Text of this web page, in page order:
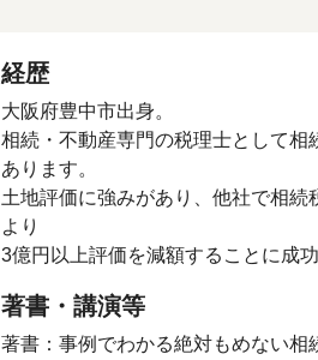
経歴
大阪府豊中市出身。
相続・不動産専門の税理士として
あります。
土地評価に強みがあり、他社で相
より
3億円以上評価を減額することに成
著書・講演等
著書：事例でわかる絶対もめない相